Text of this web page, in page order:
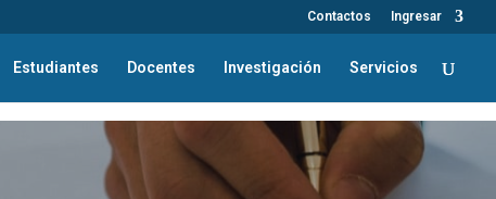
Contactos Ingresar
Estudiantes Docentes Investigación Servicios